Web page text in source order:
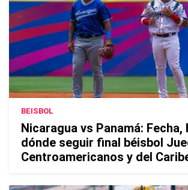
BEISBOL
Nicaragua vs Panamá: Fecha,
dónde seguir final béisbol
Centroamericanos y del